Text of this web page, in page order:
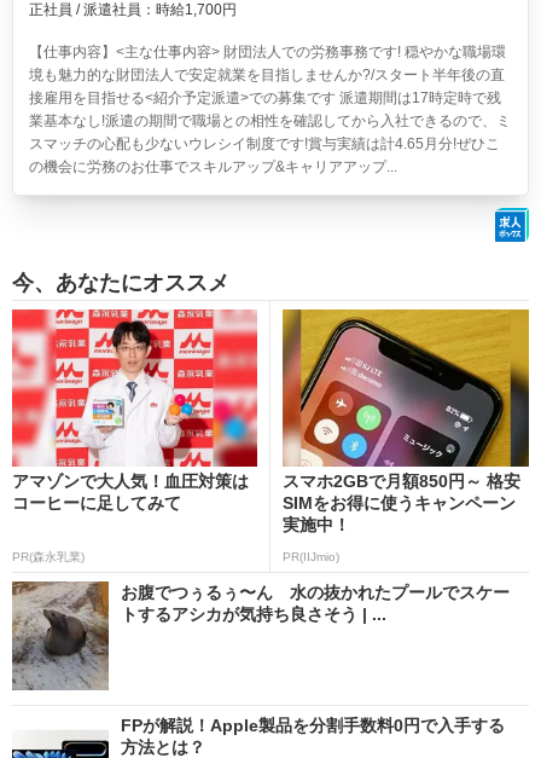
正社員 / 派遣社員：時給1,700円
【仕事内容】<主な仕事内容> 財団法人での労務事務です! 穏やかな職場環
境も魅力的な財団法人で安定就業を目指しませんか?/スタート半年後の直
接雇用を目指せる<紹介予定派遣>での募集です 派遣期間は17時定時で残
業基本なし!派遣の期間で職場との相性を確認してから入社できるので、ミ
スマッチの心配も少ないウレシイ制度です!賞与実績は計4.65月分!ぜひこ
の機会に労務のお仕事でスキルアップ&キャリアアップ...
今、あなたにオススメ
アマゾンで大人気！血圧対策は
コーヒーに足してみて
PR(森永乳業)
スマホ2GBで月額850円～ 格安
SIMをお得に使うキャンペーン
実施中！
PR(IIJmio)
お腹でつぅるぅ〜ん 水の抜かれたプールでスケー
トするアシカが気持ち良さそう | ...
FPが解説！Apple製品を分割手数料0円で入手する
方法とは？